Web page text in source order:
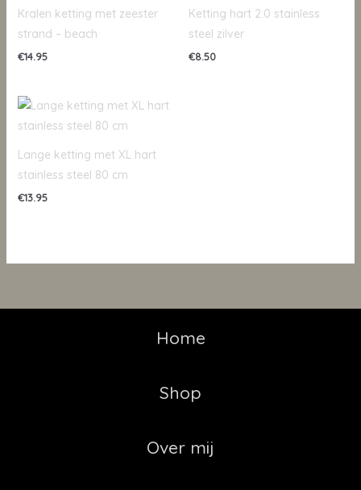
Kralen ketting met zeester
strand – beach
€14.95
Ketting hart 2.0 stainless
steel zilver
€8.50
Lange ketting met XL hart
stainless steel 80 cm
€13.95
Home
Shop
Over mij